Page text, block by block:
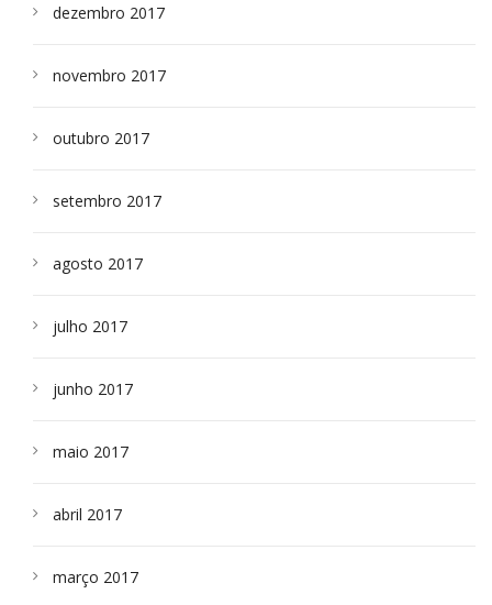
dezembro 2017
novembro 2017
outubro 2017
setembro 2017
agosto 2017
julho 2017
junho 2017
maio 2017
abril 2017
março 2017